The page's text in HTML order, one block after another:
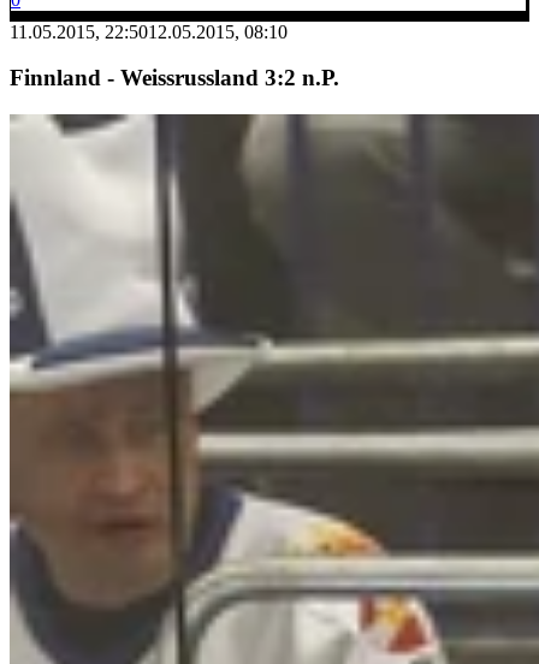
11.05.2015, 22:5012.05.2015, 08:10
Finnland - Weissrussland 3:2 n.P.